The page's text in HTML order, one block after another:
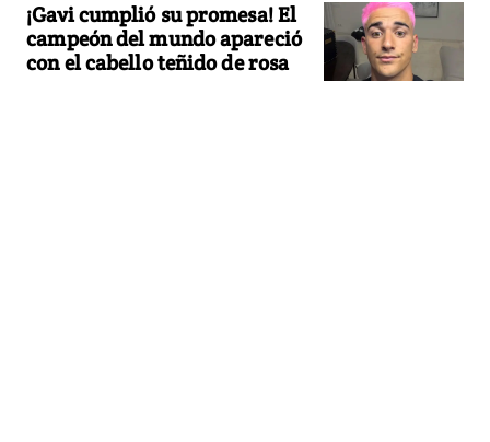
¡Gavi cumplió su promesa! El
campeón del mundo apareció
con el cabello teñido de rosa